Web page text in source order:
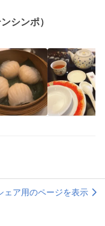
シンポ）
ェア用のページを表示